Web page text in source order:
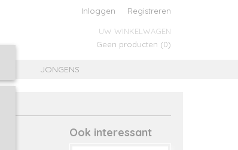
Inloggen Registreren
UW WINKELWAGEN
Geen producten (0)
JONGENS
Ook interessant